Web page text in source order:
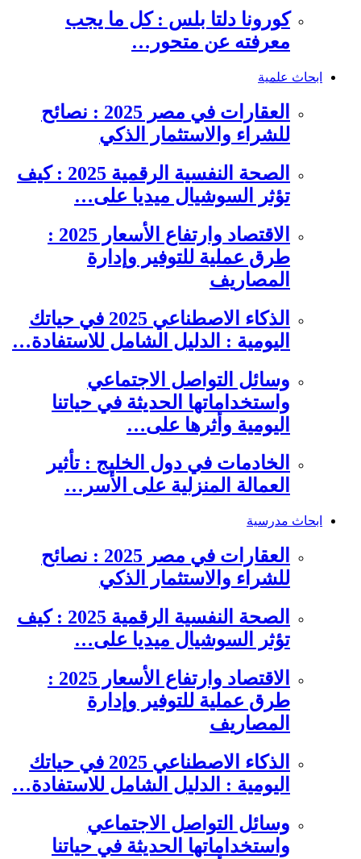
كورونا دلتا بلس : كل ما يجب
معرفته عن متحور…
ابحاث علمية
العقارات في مصر 2025 : نصائح
للشراء والاستثمار الذكي
الصحة النفسية الرقمية 2025 : كيف
تؤثر السوشيال ميديا على…
الاقتصاد وارتفاع الأسعار 2025 :
طرق عملية للتوفير وإدارة
المصاريف
الذكاء الاصطناعي 2025 في حياتك
اليومية : الدليل الشامل للاستفادة…
وسائل التواصل الاجتماعي
واستخداماتها الحديثة في حياتنا
اليومية وأثرها على…
الخادمات في دول الخليج : تأثير
العمالة المنزلية على الأسر…
ابحاث مدرسية
العقارات في مصر 2025 : نصائح
للشراء والاستثمار الذكي
الصحة النفسية الرقمية 2025 : كيف
تؤثر السوشيال ميديا على…
الاقتصاد وارتفاع الأسعار 2025 :
طرق عملية للتوفير وإدارة
المصاريف
الذكاء الاصطناعي 2025 في حياتك
اليومية : الدليل الشامل للاستفادة…
وسائل التواصل الاجتماعي
واستخداماتها الحديثة في حياتنا